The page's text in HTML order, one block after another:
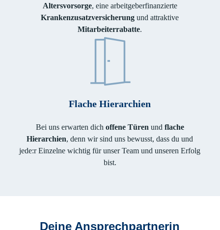
Altersvorsorge, eine arbeitgeberfinanzierte
Krankenzusatzversicherungund attraktive
Mitarbeiterrabatte.
Flache Hierarchien
Bei uns erwarten dich offene Türen und flache
Hierarchien, denn wir sind uns bewusst, dass du und
jede:r Einzelne wichtig für unser Team und unseren Erfolg
bist.
Deine Ansprechpartnerin